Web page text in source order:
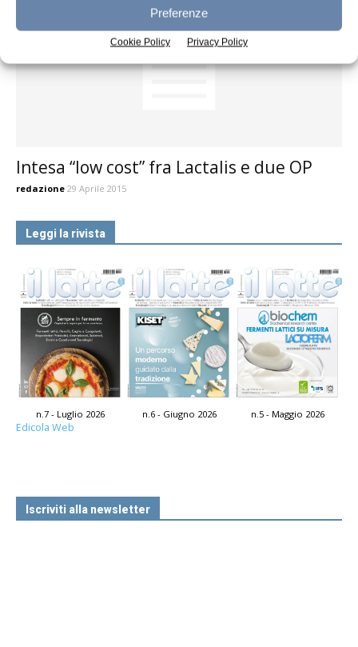
Preferenze
Cookie Policy Privacy Policy
Intesa “low cost” fra Lactalis e due OP
redazione 29 Aprile 2015
Leggi la rivista
n.7 - Luglio 2026 n.6 - Giugno 2026 n.5 - Maggio 2026
Edicola Web
Iscriviti alla newsletter